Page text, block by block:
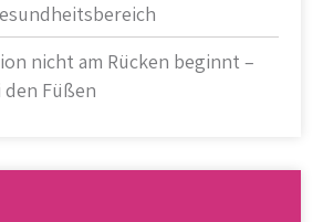
nicht am Rücken beginnt –
Füßen